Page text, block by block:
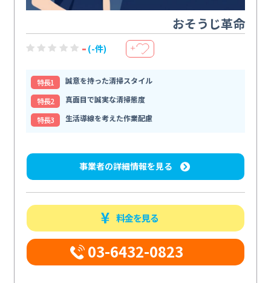
おそうじ革命
- (-件) ＋
特⻑1
誠意を持った清掃スタイル
特⻑2
真面目で誠実な清掃態度
特⻑3
生活導線を考えた作業配慮
事業者の詳細情報を見る
料金を見る
03-6432-0823